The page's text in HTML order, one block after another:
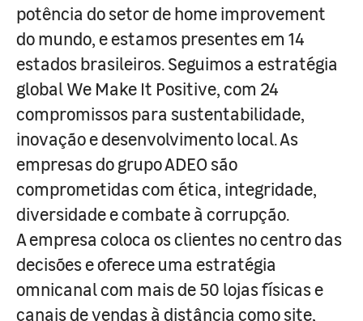
potência do setor de home improvement
do mundo, e estamos presentes em 14
estados brasileiros. Seguimos a estratégia
global We Make It Positive, com 24
compromissos para sustentabilidade,
inovação e desenvolvimento local. As
empresas do grupo ADEO são
comprometidas com ética, integridade,
diversidade e combate à corrupção.
A empresa coloca os clientes no centro das
decisões e oferece uma estratégia
omnicanal com mais de 50 lojas físicas e
canais de vendas à distância como site,